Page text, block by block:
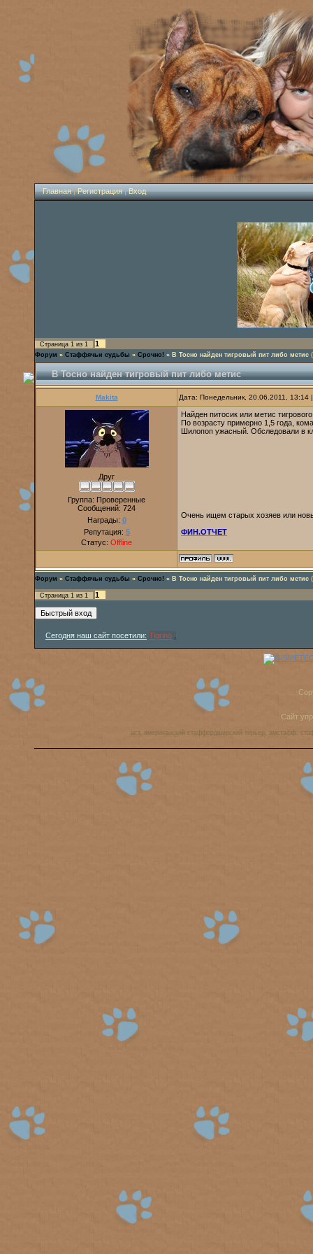
Главная|Регистрация|Вход
Страница 1 из 1 1
Форум » Стаффячьи судьбы » Срочно! » В Тосно найден тигровый пит либо метис
В Тосно найден тигровый пит либо метис
Makita Дата: Понедельник, 20.06.2011,
Друг
Группа: Проверенные
Сообщений: 724
Награды: 0
Репутация: 5
Статус: Offline
Найден питосик или метис
По возрасту примерно 1,5 года,
Шилопоп ужасный. Обследовали в
Очень ищем старых хозяев или
ФИН.ОТЧЕТ
Форум » Стаффячьи судьбы » Срочно! » В Тосно найден тигровый пит либо метис
Страница 1 из 1 1
Сегодня наш сайт посетили: Tigrino
Сайт
аст, американский стаффордширский терьер, амстафф,